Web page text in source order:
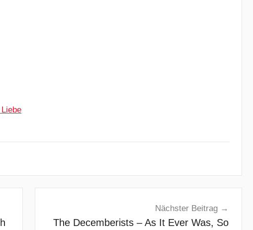
Nächster Beitrag
The Decemberists – As It Ever Was, So